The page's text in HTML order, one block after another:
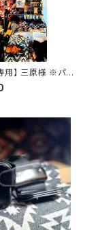
用】 三原様 ※パー
ョン SSW